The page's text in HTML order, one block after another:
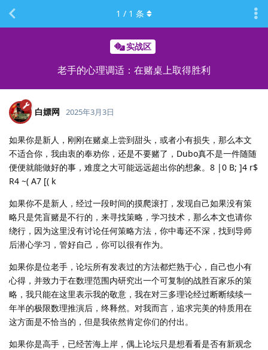
实战区
老手的心理调适：在赌桌上取得胜利
1 / 1 条
白嫖网 2025年3月3日
如果你是新人，刚刚在赌桌上尝到甜头，或者小有损失，那么本文
不适合你，我由衷的奉劝你，还是不要赌了，Dubo真不是一件随随
便便就能做好的事，难度之大可能远远超出你的想象。8 |0 B; ]4 r$
R4 ~( A7 [( k
如果你不是新人，经过一段时间的摸爬滚打，发现自己如果没有策
略只是凭盲赌是不行的，来寻找策略，学习技术，那么本文也请你
绕行，因为这里没有讨论任何策略方法，你中毒还不深，找到导师
后潜心学习，管好自己，你可以很有作为。
如果你是位老手，论坛所有发表过的方法都烂熟于心，自己也小有
心得，并致力于在数理范围内研究出一个可复制的战胜百家乐的策
略，我只能在这里表示我的敬意，我在对三多理论经过断断续续一
年半的极限数理推演后，终释然。对我而言，追求完美的特质用在
这方面是不恰当的，但是我依然肯定你们的付出。
如果你是高手，已经苦海上岸，偶上论坛只是想看看是否有新观念